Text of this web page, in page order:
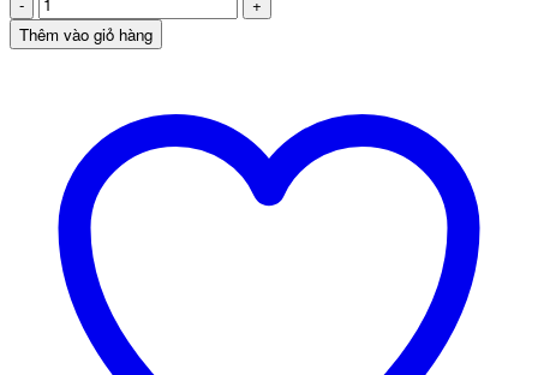
thái
xanh
khẩu
lượng
Thêm vào giỏ hàng